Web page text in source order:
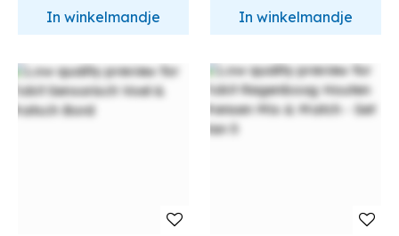
In winkelmandje In winkelmandje